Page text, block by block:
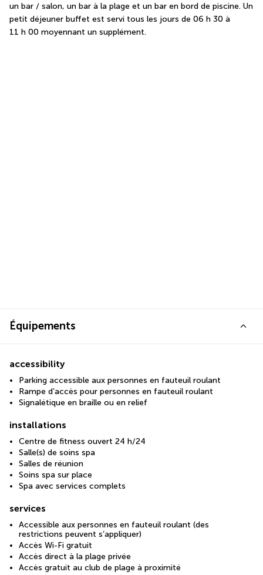
un bar / salon, un bar à la plage et un bar en bord de piscine. Un
petit déjeuner buffet est servi tous les jours de 06 h 30 à
11 h 00 moyennant un supplément.
Équipements
accessibility
Parking accessible aux personnes en fauteuil roulant
Rampe d’accès pour personnes en fauteuil roulant
Signalétique en braille ou en relief
installations
Centre de fitness ouvert 24 h/24
Salle(s) de soins spa
Salles de réunion
Soins spa sur place
Spa avec services complets
services
Accessible aux personnes en fauteuil roulant (des
restrictions peuvent s’appliquer)
Accès Wi-Fi gratuit
Accès direct à la plage privée
Accès gratuit au club de plage à proximité